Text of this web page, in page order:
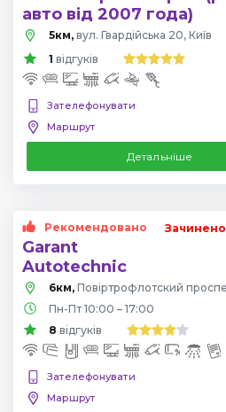
авто від 2007 года)
5км, вул. Гвардійська 20, Київ
1 відгуків
Зателефонувати
Маршрут
Детальніше
Рекомендовано
Garant
Autotechnic
Зачинено
6км,
Пн-Пт 10:00 – 17:00
8 відгуків
Зателефонувати
Маршрут